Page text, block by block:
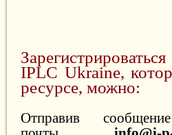
IPLC Ukraine,
ресурсе, можно:
Отправив